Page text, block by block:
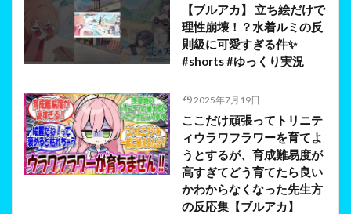
【ブルアカ】 立ち絵だけで
理性崩壊！？水着ルミの反
則級に可愛すぎる件✨
#shorts #ゆっくり実況
2025年7月19日
ここだけ頑張ってトリニテ
ィウラワフラワーを育てよ
うとするが、育成難易度が
高すぎてどう育てたら良い
かわからなくなった先生方
の反応集【ブルアカ】